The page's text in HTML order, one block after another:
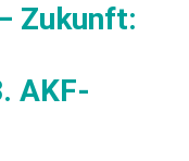
Zukunft:
AKF-